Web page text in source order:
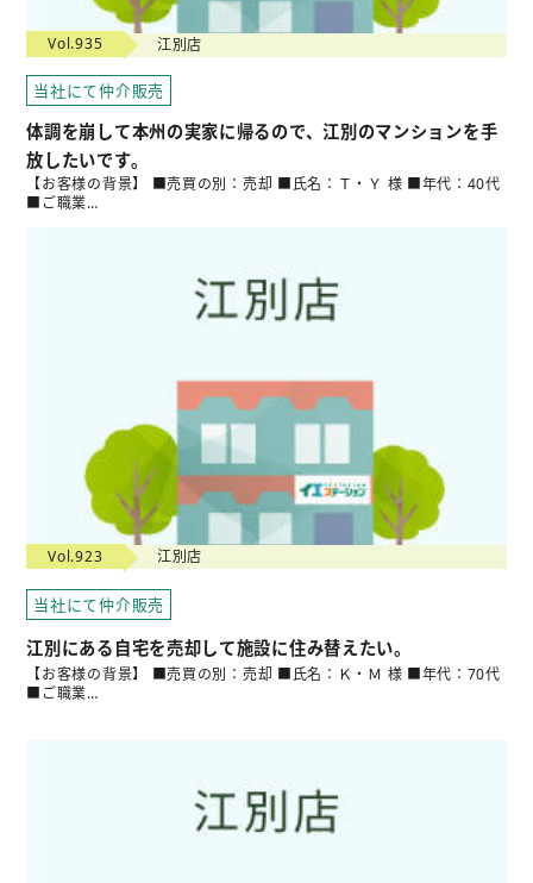
Vol.935 江別店
当社にて仲介販売
体調を崩して本州の実家に帰るので、江別のマンションを手
放したいです。
【お客様の背景】 ■売買の別：売却 ■氏名：Ｔ・Ｙ 様 ■年代：40代
■ご職業…
Vol.923 江別店
当社にて仲介販売
江別にある自宅を売却して施設に住み替えたい。
【お客様の背景】 ■売買の別：売却 ■氏名：Ｋ・Ｍ 様 ■年代：70代
■ご職業…